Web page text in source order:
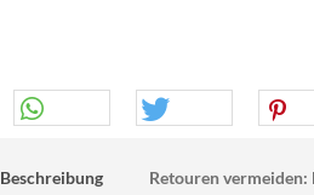
Beschreibung Retouren